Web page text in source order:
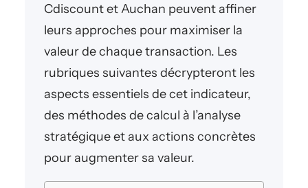
Cdiscount et Auchan peuvent affiner
leurs approches pour maximiser la
valeur de chaque transaction. Les
rubriques suivantes décrypteront les
aspects essentiels de cet indicateur,
des méthodes de calcul à l’analyse
stratégique et aux actions concrètes
pour augmenter sa valeur.